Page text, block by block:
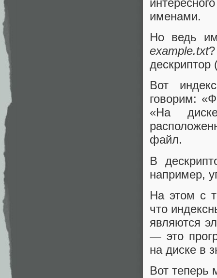
именами.
Но ведь
example.txt
дескриптор
Вот
говорим:
«На
файл.
В
например,
На этом с
что
являются
— это
на диске в
Вот теперь